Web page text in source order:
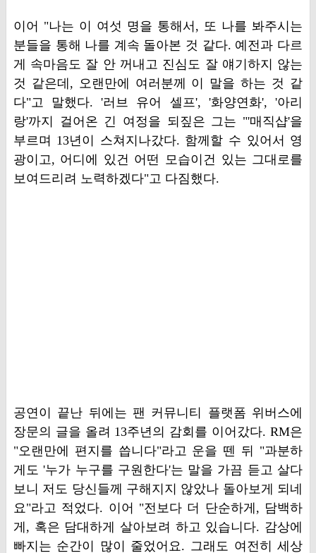
이어 "나는 이 여섯 명을 통해서, 또 나를 봐주시는
분들을 통해 나를 계속 돌아본 것 같다. 예전과 다르
게 속마음도 잘 안 꺼내고 진심도 잘 얘기하지 않는
것 같은데, 오랜만에 여러분께 이 말을 하는 것 같
다"고 말했다. '러브 유어 셀프', '화양연화', '아리
랑'까지 걸어온 긴 여정을 되짚은 그는 "'매직샵'을
부르며 13년이 스쳐지나갔다. 함께할 수 있어서 영
광이고, 어디에 있건 어떤 모습이건 있는 그대로를
보여드리려 노력하겠다"고 다짐했다.
공연이 끝난 뒤에는 팬 커뮤니티 플랫폼 위버스에
장문의 글을 올려 13주년의 감회를 이어갔다. RM은
"오랜만에 편지를 씁니다"라고 운을 뗀 뒤 "과분하
게도 '누가 누구를 구원한다'는 말을 가끔 듣고 살다
보니 저도 당신들께 구해지지 않았나 돌아보게 되네
요"라고 적었다. 이어 "전보다 더 단순하게, 담백하
게, 혹은 담대하게 살아보려 하고 있습니다. 감상에
빠지는 순간이 많이 줄었어요. 그래도 여전히 세상